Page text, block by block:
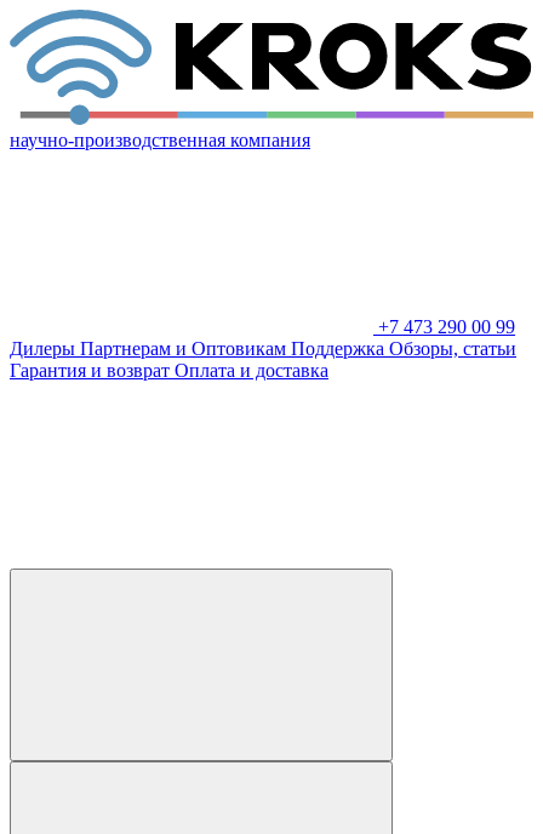
научно-производственная компания
+7 473 290 00 99
Дилеры Партнерам и Оптовикам Поддержка Обзоры, статьи
Гарантия и возврат Оплата и доставка